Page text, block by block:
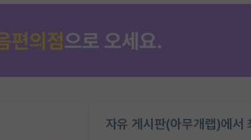
자유 게시판(아무개랩)에서